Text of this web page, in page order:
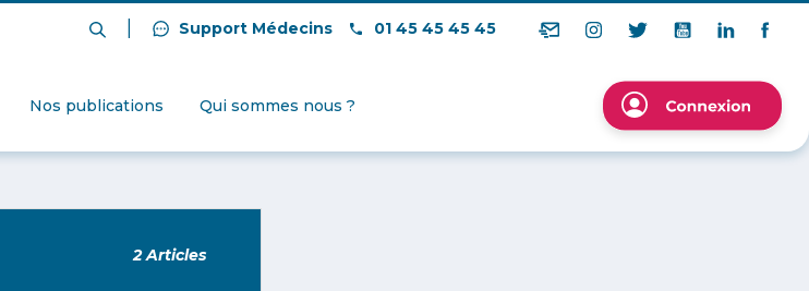
Support Médecins 01 45 45 45 45
Nos publications Qui sommes nous ?
2 Articles